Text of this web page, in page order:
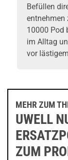
Befüllen
entnehmen
10000 Pod
im Alltag
vor
MEHR ZUM
UWELL
ZUM